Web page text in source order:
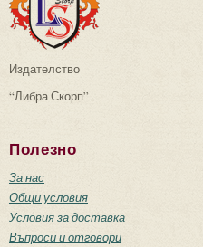
Издателство
“Либра Скорп”
Полезно
За нас
Общи условия
Условия за доставка
Въпроси и отговори